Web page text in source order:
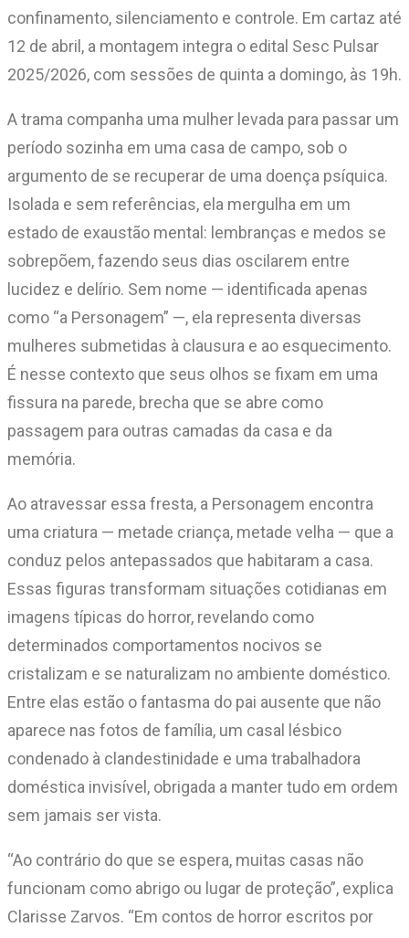
confinamento, silenciamento e controle. Em cartaz até
12 de abril, a montagem integra o edital Sesc Pulsar
2025/2026, com sessões de quinta a domingo, às 19h.
A trama companha uma mulher levada para passar um
período sozinha em uma casa de campo, sob o
argumento de se recuperar de uma doença psíquica.
Isolada e sem referências, ela mergulha em um
estado de exaustão mental: lembranças e medos se
sobrepõem, fazendo seus dias oscilarem entre
lucidez e delírio. Sem nome — identificada apenas
como “a Personagem” —, ela representa diversas
mulheres submetidas à clausura e ao esquecimento.
É nesse contexto que seus olhos se fixam em uma
fissura na parede, brecha que se abre como
passagem para outras camadas da casa e da
memória.
Ao atravessar essa fresta, a Personagem encontra
uma criatura — metade criança, metade velha — que a
conduz pelos antepassados que habitaram a casa.
Essas figuras transformam situações cotidianas em
imagens típicas do horror, revelando como
determinados comportamentos nocivos se
cristalizam e se naturalizam no ambiente doméstico.
Entre elas estão o fantasma do pai ausente que não
aparece nas fotos de família, um casal lésbico
condenado à clandestinidade e uma trabalhadora
doméstica invisível, obrigada a manter tudo em ordem
sem jamais ser vista.
“Ao contrário do que se espera, muitas casas não
funcionam como abrigo ou lugar de proteção”, explica
Clarisse Zarvos. “Em contos de horror escritos por